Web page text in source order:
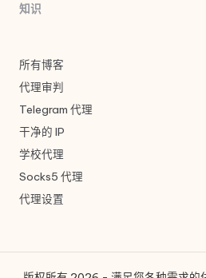
知识
所有博客
代理审判
Telegram 代理
干净的 IP
学校代理
Socks5 代理
代理设置